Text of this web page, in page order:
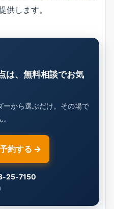
供します。
は、無料相談でお気
ーから選ぶだけ。その場で
約する →
25-7150